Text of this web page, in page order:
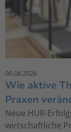
06.08.2026
Wie aktive
Praxen
Neue HUR-
wirtschaftliche